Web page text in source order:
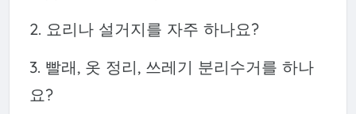
2. 요리나 설거지를 자주 하나요?
3. 빨래, 옷 정리, 쓰레기 분리수거를 하나
요?